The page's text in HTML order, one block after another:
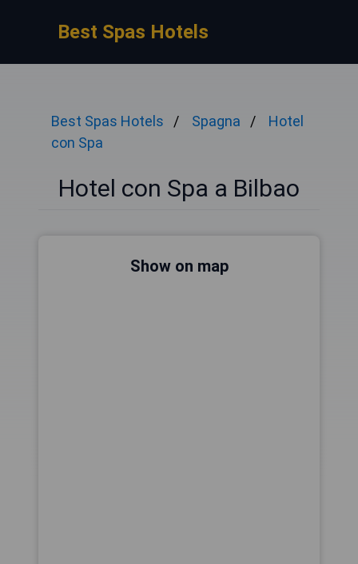
Best Spas Hotels
Best Spas Hotels Spagna
Hotel
con Spa
Hotel con Spa a Bilbao
Show on map